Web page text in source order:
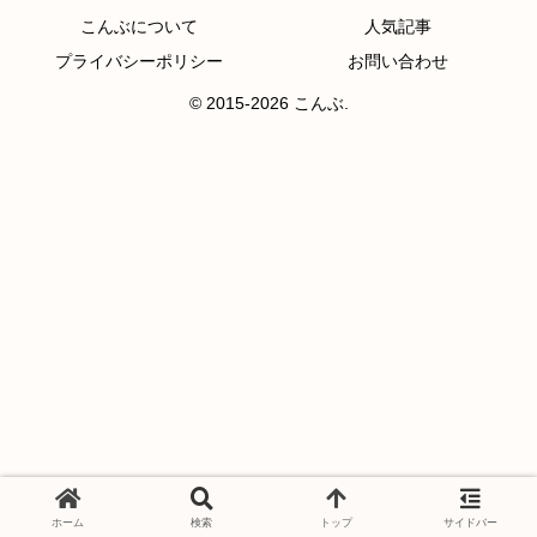
こんぶについて
人気記事
プライバシーポリシー
お問い合わせ
© 2015-2026 こんぶ.
ホーム 検索 トップ サイドバー